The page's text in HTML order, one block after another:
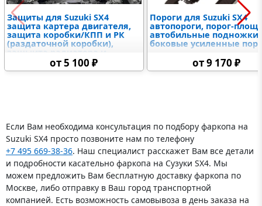
Защиты для Suzuki SX4
защита картера двигателя,
защита коробки/КПП и РК
(раздаточной коробки),
защыита радиатора и
дифференциалов,
топливного бака,
от 5 100 ₽
Пороги для Suzuki SX4
автопороги, порог-
автобильные подножки,
боковые усиленные
от 9 170 ₽
Если Вам необходима консультация по подбору фаркопа на
Suzuki SX4 просто позвоните нам по телефону
+7 495 669-38-36. Наш специалист расскажет Вам все детали
и подробности касательно фаркопа на Сузуки SX4. Мы
можем предложить Вам бесплатную доставку фаркопа по
Москве, либо отправку в Ваш город транспортной
компанией. Есть возможность самовывоза в день заказа на